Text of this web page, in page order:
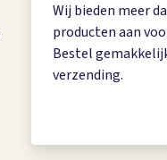
Wij bieden meer
producten aan
Bestel
verzending.